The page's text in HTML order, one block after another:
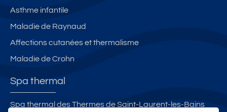
Asthme infantile
Maladie de Raynaud
Affections cutanées et thermalisme
Maladie de Crohn
Spa thermal
Spa thermal des Thermes de Saint-Laurent-les-Bains